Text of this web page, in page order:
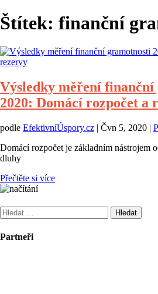
Štítek: finanční
Výsledky měření finanční
2020: Domácí rozpočet a
podle EfektivníÚspory.cz | Čvn 5, 2020 |
Domácí rozpočet je základním nástrojem
dluhy
Přečtěte si více
Vyhledávání
Partneři